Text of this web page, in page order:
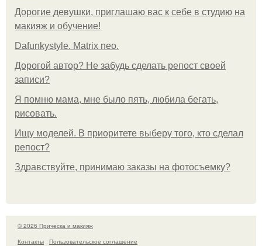
Дорогие девушки, приглашаю вас к себе в студию на
макияж и обучение!
Dafunkystyle. Matrix neo.
Дорогой автор? Не забудь сделать репост своей
записи?
Я помню мама, мне было пять, любила бегать,
рисовать.
Ищу моделей. В приоритете выберу того, кто сделал
репост?
Здравствуйте, принимаю заказы на фотосъемку?
© 2026 Прическа и макияж
Контакты
Пользовательское соглашение